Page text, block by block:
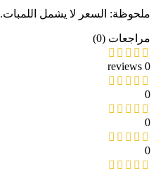
ملحوظة: السعر لا يشمل اللمبات.
مراجعات (0)
0 reviews
0
0
0